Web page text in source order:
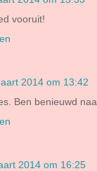
vooruit!
2014 om 13:42
Ben benieuwd
2014 om 16:25